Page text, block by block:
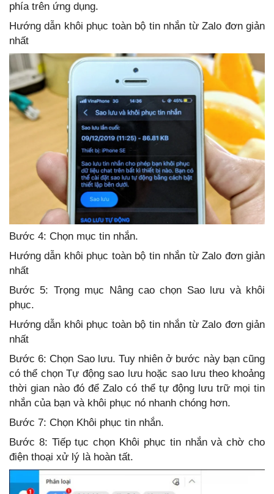
phía trên ứng dụng.
Hướng dẫn khôi phục toàn bộ tin nhắn từ Zalo đơn giản
nhất
Bước 4: Chọn mục tin nhắn.
Hướng dẫn khôi phục toàn bộ tin nhắn từ Zalo đơn giản
nhất
Bước 5: Trọng mục Nâng cao chọn Sao lưu và khôi
phục.
Hướng dẫn khôi phục toàn bộ tin nhắn từ Zalo đơn giản
nhất
Bước 6: Chọn Sao lưu. Tuy nhiên ở bước này bạn cũng
có thể chọn Tự động sao lưu hoặc sao lưu theo khoảng
thời gian nào đó để Zalo có thể tự động lưu trữ mọi tin
nhắn của bạn và khôi phục nó nhanh chóng hơn.
Bước 7: Chọn Khôi phục tin nhắn.
Bước 8: Tiếp tục chọn Khôi phục tin nhắn và chờ cho
điện thoại xử lý là hoàn tất.